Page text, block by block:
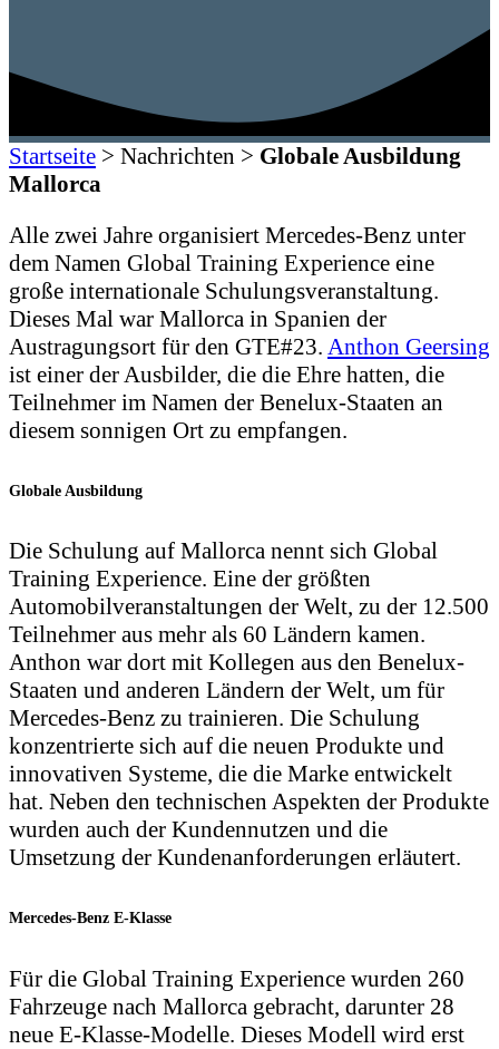
Startseite > Nachrichten > Globale Ausbildung
Mallorca
Alle zwei Jahre organisiert Mercedes-Benz unter
dem Namen Global Training Experience eine
große internationale Schulungsveranstaltung.
Dieses Mal war Mallorca in Spanien der
Austragungsort für den GTE#23. Anthon Geersing
ist einer der Ausbilder, die die Ehre hatten, die
Teilnehmer im Namen der Benelux-Staaten an
diesem sonnigen Ort zu empfangen.
Globale Ausbildung
Die Schulung auf Mallorca nennt sich Global
Training Experience. Eine der größten
Automobilveranstaltungen der Welt, zu der 12.500
Teilnehmer aus mehr als 60 Ländern kamen.
Anthon war dort mit Kollegen aus den Benelux-
Staaten und anderen Ländern der Welt, um für
Mercedes-Benz zu trainieren. Die Schulung
konzentrierte sich auf die neuen Produkte und
innovativen Systeme, die die Marke entwickelt
hat. Neben den technischen Aspekten der Produkte
wurden auch der Kundennutzen und die
Umsetzung der Kundenanforderungen erläutert.
Mercedes-Benz E-Klasse
Für die Global Training Experience wurden 260
Fahrzeuge nach Mallorca gebracht, darunter 28
neue E-Klasse-Modelle. Dieses Modell wird erst